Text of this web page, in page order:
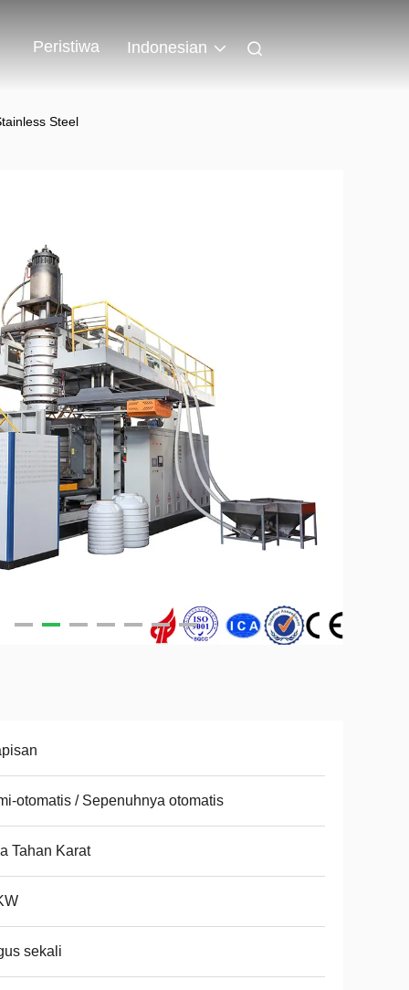
Peristiwa Indonesian
Steel
otomatis / Sepenuhnya otomatis
Tahan Karat
sekali